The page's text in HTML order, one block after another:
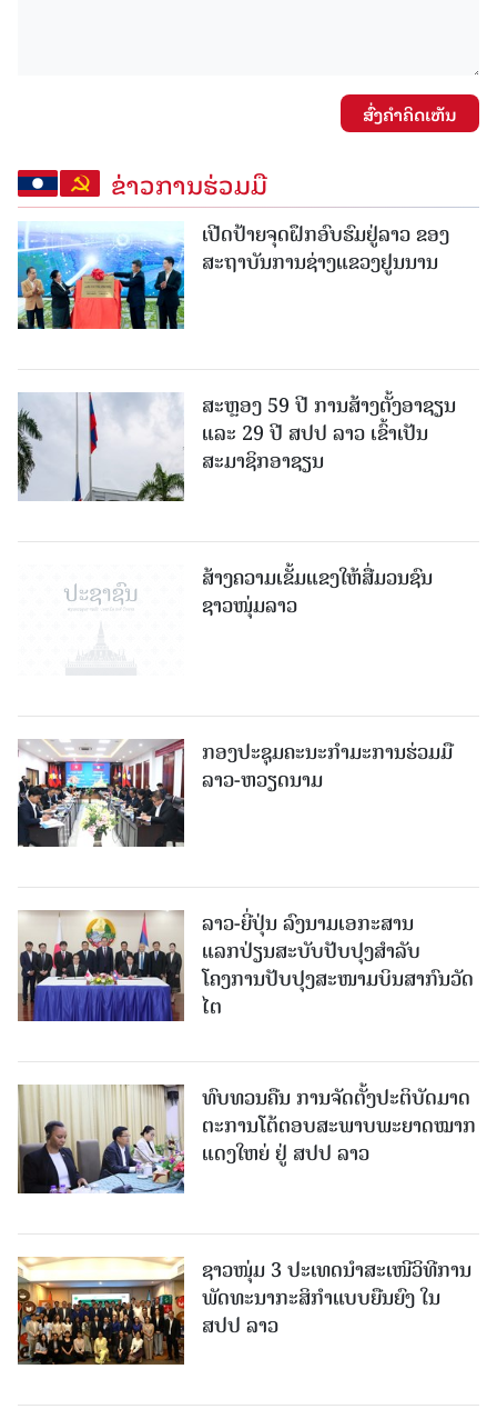
ສົ່ງຄໍາຄິດເຫັນ
ຂ່າວການຮ່ວມມື
ເປີດປ້າຍຈຸດຝຶກອົບຮົມຢູ່ລາວ ຂອງ
ສະຖາບັນການຊ່າງແຂວງຢູນນານ
ສະຫຼອງ 59 ປີ ການສ້າງຕັ້ງອາຊຽນ
ແລະ 29 ປີ ສປປ ລາວ ເຂົ້າເປັນ
ສະມາຊິກອາຊຽນ
ສ້າງຄວາມເຂັ້ມແຂງໃຫ້ສື່ມວນຊົນ
ຊາວໜຸ່ມລາວ
ກອງປະຊຸມຄະນະກຳມະການຮ່ວມມື
ລາວ-ຫວຽດນາມ
ລາວ-ຍີ່ປຸ່ນ ລົງນາມເອກະສານ
ແລກປ່ຽນສະບັບປັບປຸງສໍາລັບ
ໂຄງການປັບປຸງສະໜາມບິນສາກົນວັດ
ໄຕ
ທົບທວນຄືນ ການຈັດຕັ້ງປະຕິບັດມາດ
ຕະການໂຕ້ຕອບສະພາບພະຍາດໝາກ
ແດງໃຫຍ່ ຢູ່ ສປປ ລາວ
ຊາວໜຸ່ມ 3 ປະເທດນຳສະເໜີວິທີການ
ພັດທະນາກະສິກຳແບບຍືນຍົງ ໃນ
ສປປ ລາວ